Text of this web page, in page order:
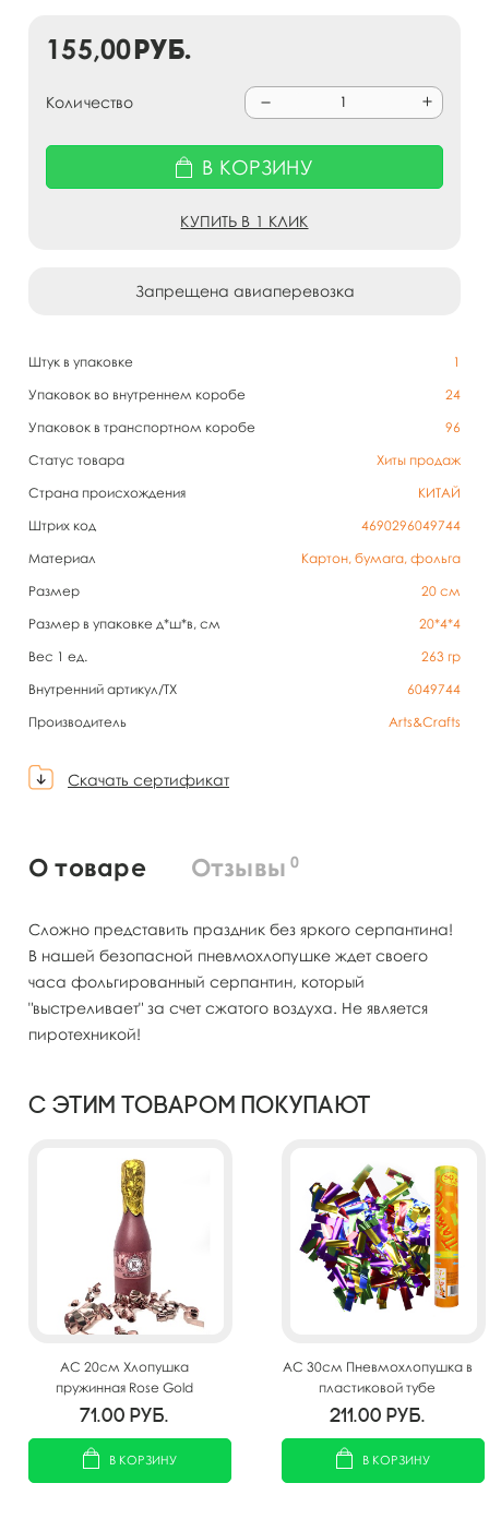
Штук в упаковке
1
Упаковок во внутреннем коробе
24
Упаковок в транспортном коробе
96
Статус товара
Хиты продаж
Страна происхождения
КИТАЙ
Штрих код
4690296049744
Материал
Картон, бумага, фольга
Размер
20 см
Размер в упаковке д*ш*в, см
20*4*4
Вес 1 ед.
263 гр
Внутренний артикул/TX
6049744
Производитель
Arts&Crafts
Скачать сертификат
155,00руб.
Количество
В КОРЗИНУ
КУПИТЬ В 1 КЛИК
Запрещена авиаперевозка
О товаре Отзывы 0
Сложно представить праздник без яркого серпантина!
В нашей безопасной пневмохлопушке ждет своего
часа фольгированный серпантин, который
"выстреливает" за счет сжатого воздуха. Не является
пиротехникой!
С этим товаром покупают
AC 20см Хлопушка
пружинная Rose Gold
Сhampagne
71.00 руб.
В КОРЗИНУ
AC 30см Пневмохлопушка в
пластиковой тубе
фольгированное конфетти
211.00 руб.
В КОРЗИНУ